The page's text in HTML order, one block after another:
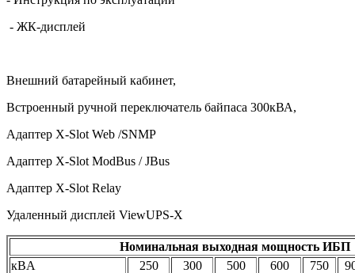
- ЖК-дисплей
Внешний батарейный кабинет,
Встроенный ручной переключатель байпаса 300кВА,
Адаптер X-Slot Web /SNMP
Адаптер X-Slot ModBus /JBus
Адаптер X-Slot Relay
Удаленный дисплей ViewUPS-X
Номинальная выходная мощность ИБП
кВA
250 300 500 600 750